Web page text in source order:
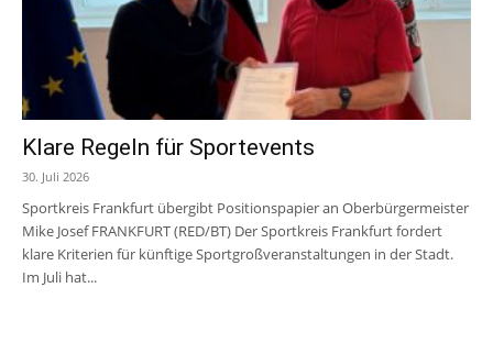
Klare Regeln für Sportevents
30. Juli 2026
Sportkreis Frankfurt übergibt Positionspapier an Oberbürgermeister
Mike Josef FRANKFURT (RED/BT) Der Sportkreis Frankfurt fordert
klare Kriterien für künftige Sportgroßveranstaltungen in der Stadt.
Im Juli hat...